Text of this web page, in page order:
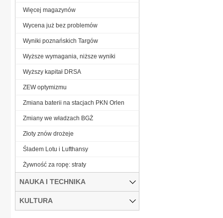
Więcej magazynów
Wycena już bez problemów
Wyniki poznańskich Targów
Wyższe wymagania, niższe wyniki
Wyższy kapitał DRSA
ZEW optymizmu
Zmiana baterii na stacjach PKN Orlen
Zmiany we władzach BGŻ
Złoty znów drożeje
Śladem Lotu i Lufthansy
Żywność za ropę: straty
NAUKA I TECHNIKA
KULTURA